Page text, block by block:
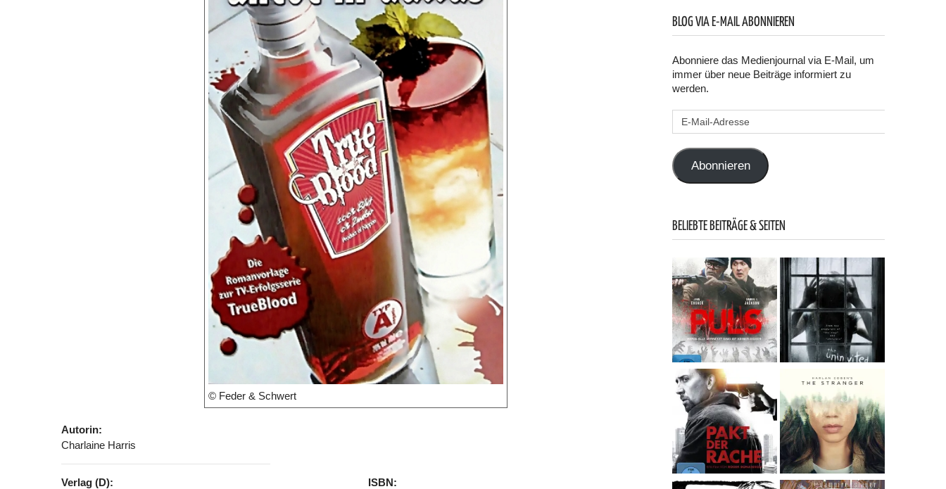
© Feder & Schwert
Autorin:
Charlaine Harris
Verlag (D):
ISBN:
BLOG VIA E-MAIL ABONNIEREN
Abonniere das Medienjournal via E-Mail, um
immer über neue Beiträge informiert zu
werden.
E-
Abonnieren
BELIEBTE BEITRÄGE & SEITEN